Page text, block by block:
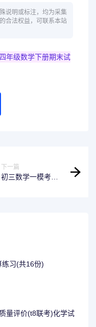
说明或标注，均为采集
合法权益，可联系本站
年级数学下册期末试
下一篇
初三数学一模考试
习(共16份)
量评价(t8联考)化学试